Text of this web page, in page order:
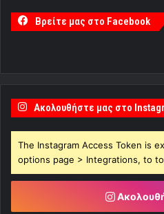
Βρείτε μας στο Facebook
Ακολουθήστε μας στο
The Instagram Access Token is
options page > Integrations, to